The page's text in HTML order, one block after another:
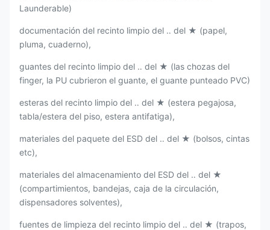
Launderable)
documentación del recinto limpio del ‥ del ★ (papel,
pluma, cuaderno),
guantes del recinto limpio del ‥ del ★ (las chozas del
finger, la PU cubrieron el guante, el guante punteado PVC)
esteras del recinto limpio del ‥ del ★ (estera pegajosa,
tabla/estera del piso, estera antifatiga),
materiales del paquete del ESD del ‥ del ★ (bolsos, cintas
etc),
materiales del almacenamiento del ESD del ‥ del ★
(compartimientos, bandejas, caja de la circulación,
dispensadores solventes),
fuentes de limpieza del recinto limpio del ‥ del ★ (trapos,